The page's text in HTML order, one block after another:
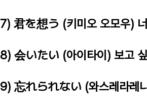
7) 君を想う (키미오 오모우)
8) 会いたい (아이타이) 보고
9) 忘れられない (와스레라레